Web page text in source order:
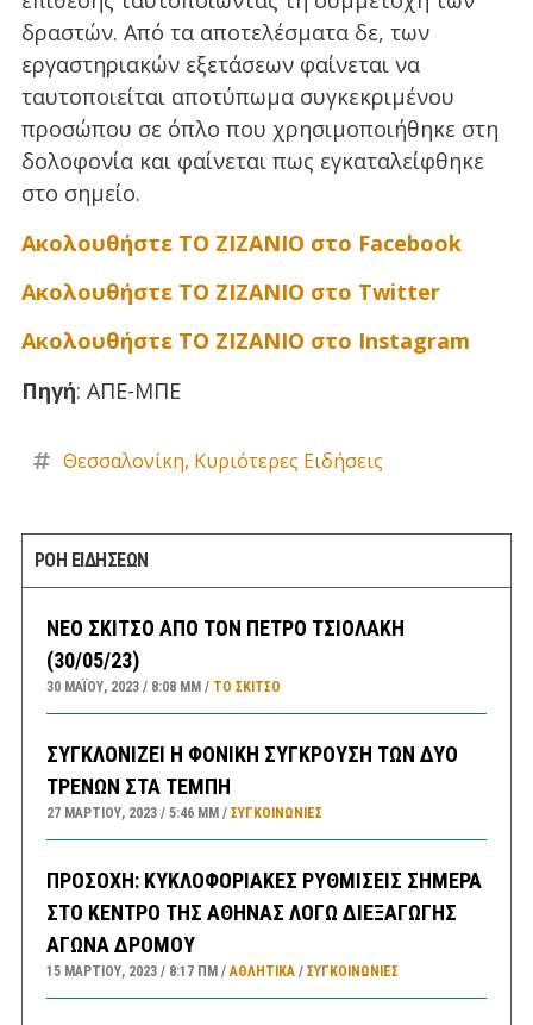
δραστών. Από τα αποτελέσματα δε, των
εργαστηριακών εξετάσεων φαίνεται να
ταυτοποιείται αποτύπωμα συγκεκριμένου
προσώπου σε όπλο που χρησιμοποιήθηκε στη
δολοφονία και φαίνεται πως εγκαταλείφθηκε
στο σημείο.
Ακολουθήστε ΤΟ ΖΙΖΑΝΙΟ στο Facebook
Ακολουθήστε ΤΟ ΖΙΖΑΝΙΟ στο Twitter
Ακολουθήστε ΤΟ ΖΙΖΑΝΙΟ στο Instagram
Πηγή: ΑΠΕ-ΜΠΕ
Θεσσαλονίκη, Κυριότερες Ειδήσεις
ΡΟΗ ΕΙΔΗΣΕΩΝ
ΝΕΟ ΣΚΙΤΣΟ ΑΠΟ ΤΟΝ ΠΕΤΡΟ ΤΣΙΟΛΑΚΗ
(30/05/23)
30 ΜΑΪ́ΟΥ, 2023 8:08 ΜΜ ΤΟ ΣΚΊΤΣΟ
ΣΥΓΚΛΟΝΙΖΕΙ Η ΦΟΝΙΚΗ ΣΥΓΚΡΟΥΣΗ ΤΩΝ ΔΥΟ
ΤΡΕΝΩΝ ΣΤΑ ΤΕΜΠΗ
27 ΜΑΡΤΊΟΥ, 2023 5:46 ΜΜ ΣΥΓΚΟΙΝΩΝΊΕΣ
ΠΡΟΣΟΧΗ: ΚΥΚΛΟΦΟΡΙΑΚΕΣ ΡΥΘΜΙΣΕΙΣ ΣΗΜΕΡΑ
ΣΤΟ ΚΕΝΤΡΟ ΤΗΣ ΑΘΗΝΑΣ ΛΟΓΩ ΔΙΕΞΑΓΩΓΗΣ
ΑΓΩΝΑ ΔΡΟΜΟΥ
15 ΜΑΡΤΊΟΥ, 2023 8:17 ΠΜ ΑΘΛΗΤΙΚΑ/ ΣΥΓΚΟΙΝΩΝΊΕΣ